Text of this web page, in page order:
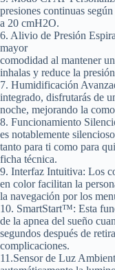
presiones continuas
a 20 cmH2O.
6. Alivio de Presión
mayor
comodidad al mantener
inhalas y reduce la
7. Humidificación
integrado, disfrutarás de
noche, mejorando la
8. Funcionamiento
es notablemente
tanto para ti como para
ficha técnica.
9. Interfaz Intuitiva: Los
en color facilitan la
la navegación por los
10. SmartStart™: Esta
de la apnea del sueño
segundos después de
complicaciones.
11.Sensor de Luz